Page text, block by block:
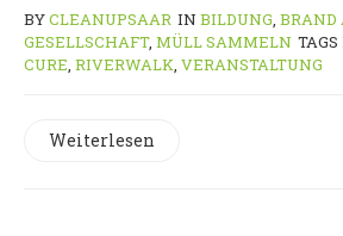
BYCLEANUPSAAR IN BILDUNG, BRAND
GESELLSCHAFT, MÜLL SAMMELN TAGS
CURE, RIVERWALK, VERANSTALTUNG
Weiterlesen